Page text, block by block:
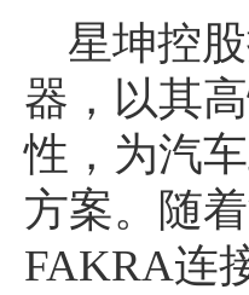
星坤控
器，以其
性，为汽
方案。随
FAKRA连